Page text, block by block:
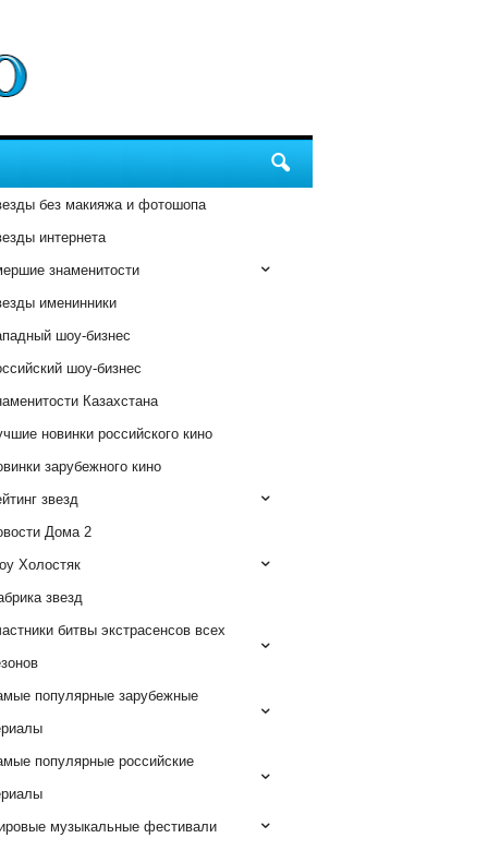
без макияжа и фотошопа
интернета
знаменитости
именинники
шоу-бизнес
шоу-бизнес
Казахстана
новинки российского кино
зарубежного кино
звезд
Дома 2
Холостяк
звезд
битвы экстрасенсов всех
популярные зарубежные
популярные российские
музыкальные фестивали